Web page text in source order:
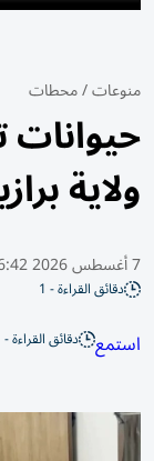
منوعات/محطات
ولاية
7 أغسطس 2026 16:42 مساء
دقائق القراءة - 1
استمع دقائق القراءة - 1